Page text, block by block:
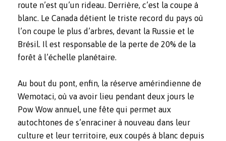
route n’est qu’un rideau. Derrière, c’est la coupe à
blanc. Le Canada détient le triste record du pays où
l’on coupe le plus d’arbres, devant la Russie et le
Brésil. Il est responsable de la perte de 20% de la
forêt à l’échelle planétaire.
Au bout du pont, enfin, la réserve amérindienne de
Wemotaci, où va avoir lieu pendant deux jours le
Pow Wow annuel, une fête qui permet aux
autochtones de s’enraciner à nouveau dans leur
culture et leur territoire, eux coupés à blanc depuis